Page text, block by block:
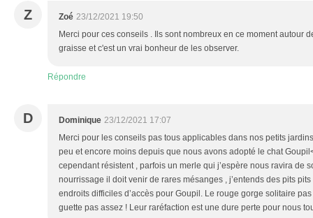
Z Zoé 23/12/2021 19:50
Merci pour ces conseils . Ils sont nombreux en ce moment autour
graisse et c'est un vrai bonheur de les observer.
Répondre
D Dominique 23/12/2021 17:07
Merci pour les conseils pas tous applicables dans nos petits
peu et encore moins depuis que nous avons adopté le chat
cependant résistent , parfois un merle qui j’espère nous ravira de
nourrissage il doit venir de rares mésanges , j’entends des pits
endroits difficiles d’accès pour Goupil. Le rouge gorge solitaire
guette pas assez ! Leur raréfaction est une dure perte pour nous